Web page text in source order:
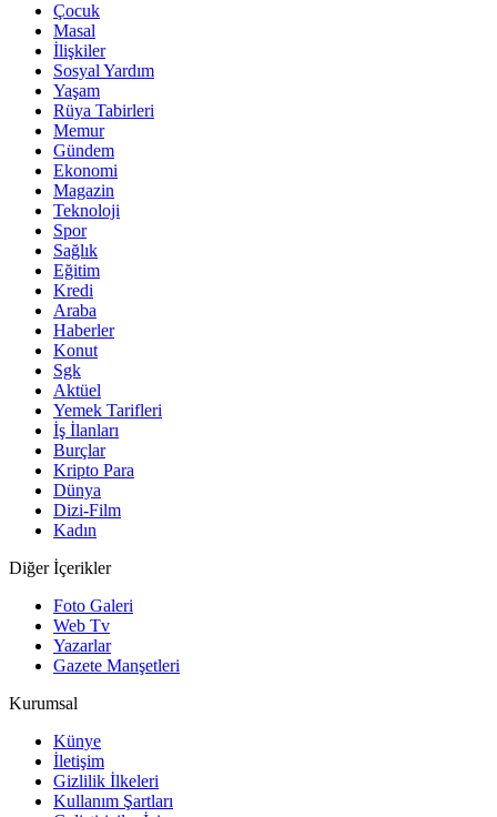
Çocuk
Masal
İlişkiler
Sosyal Yardım
Yaşam
Rüya Tabirleri
Memur
Gündem
Ekonomi
Magazin
Teknoloji
Spor
Sağlık
Eğitim
Kredi
Araba
Haberler
Konut
Sgk
Aktüel
Yemek Tarifleri
İş İlanları
Burçlar
Kripto Para
Dünya
Dizi-Film
Kadın
Diğer İçerikler
Foto Galeri
Web Tv
Yazarlar
Gazete Manşetleri
Kurumsal
Künye
İletişim
Gizlilik İlkeleri
Kullanım Şartları